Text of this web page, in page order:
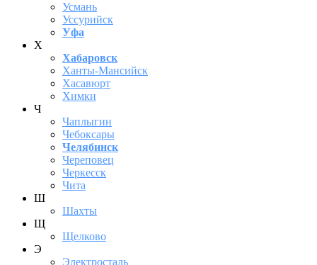
Усмань
Уссурийск
Уфа
Х
Хабаровск
Ханты-Мансийск
Хасавюрт
Химки
Ч
Чаплыгин
Чебоксары
Челябинск
Череповец
Черкесск
Чита
Ш
Шахты
Щ
Щелково
Э
Электросталь